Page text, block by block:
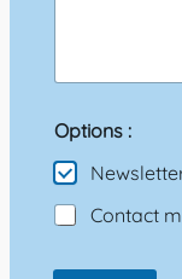
Options :
Contact